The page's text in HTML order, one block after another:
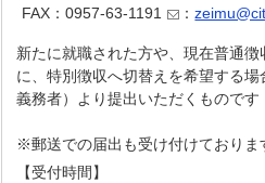
FAX：0957-63-1191
：
新たに就職された方や、現在普通
に、特別徴収へ切替えを希望する
義務者）より提出いただくものです
※郵送での届出も受け付けておりま
【受付時間】